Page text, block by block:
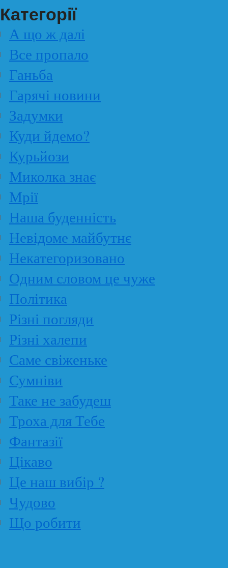
Категорії
А що ж далі
Все пропало
Ганьба
Гарячі новини
Задумки
Куди йдемо?
Курьйози
Миколка знає
Мрії
Наша буденність
Невідоме майбутнє
Некатегоризовано
Одним словом це чуже
Політика
Різні погляди
Різні халепи
Саме свіженьке
Сумніви
Таке не забудеш
Троха для Тебе
Фантазії
Цікаво
Це наш вибір ?
Чудово
Що робити